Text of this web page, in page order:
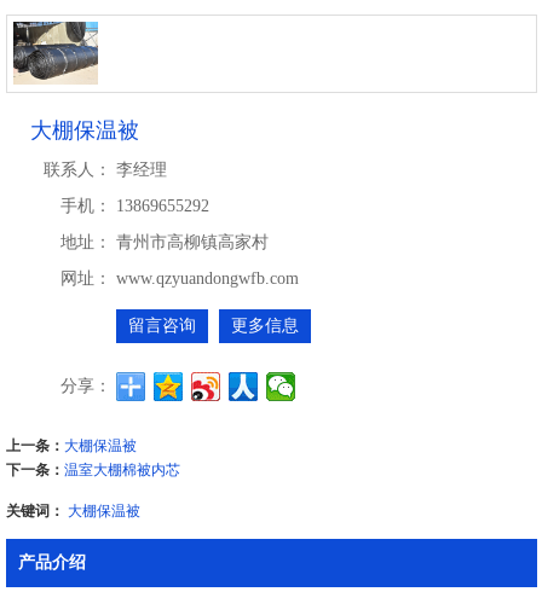
大棚保温被
联系人：
李经理
手机：
13869655292
地址：
青州市高柳镇高家村
网址：
www.qzyuandongwfb.com
留言咨询 更多信息
分享：
上一条： 大棚保温被
下一条： 温室大棚棉被内芯
关键词： 大棚保温被
产品介绍